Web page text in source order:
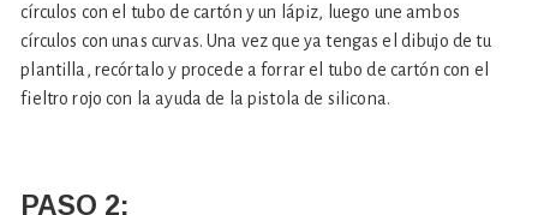
círculos con el tubo de cartón y un lápiz, luego une ambos
círculos con unas curvas. Una vez que ya tengas el dibujo de tu
plantilla, recórtalo y procede a forrar el tubo de cartón con el
fieltro rojo con la ayuda de la pistola de silicona.
PASO 2: